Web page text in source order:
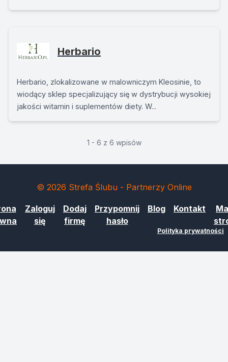
Herbario
Herbario, zlokalizowane w malowniczym Kleosinie, to
wiodący sklep specjalizujący się w dystrybucji wysokiej
jakości witamin i suplementów diety. W...
1 - 6 z 6 wpisów
© 2026 Strefa Ślubu - Partnerzy Online
Zaloguj
się
Dodaj
firmę
Przypomnij
hasło
Blog Kontakt
Polityka prywatności